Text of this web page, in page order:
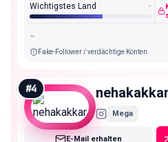
Wichtigstes Land -
-
Fake-Follower / verdächtige Konten
#4 nehakakkar
Mega
E-Mail erhalten